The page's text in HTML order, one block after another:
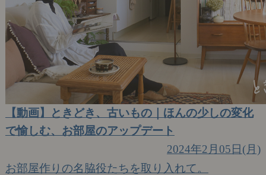
【動画】ときどき、古いもの｜ほんの少しの変化
で愉しむ、お部屋のアップデート
2024年2月05日(月)
お部屋作りの名脇役たちを取り入れて。